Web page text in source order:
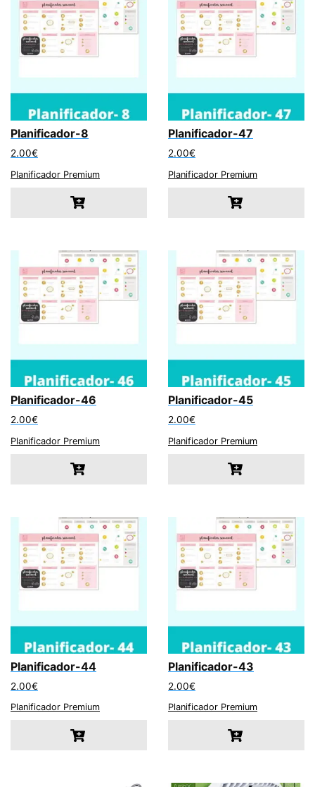
Planificador-8
2.00€
Planificador Premium
Planificador-47
2.00€
Planificador Premium
Planificador-46
2.00€
Planificador Premium
Planificador-45
2.00€
Planificador Premium
Planificador-44
2.00€
Planificador Premium
Planificador-43
2.00€
Planificador Premium